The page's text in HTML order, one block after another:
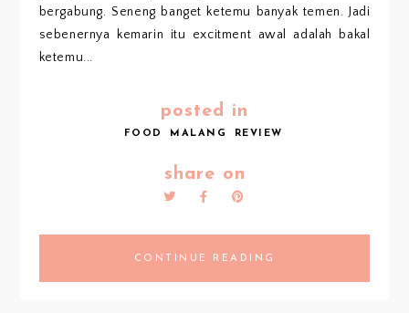
bergabung. Seneng banget ketemu banyak temen. Jadi
sebenernya kemarin itu excitment awal adalah bakal
ketemu...
posted in
FOOD MALANG REVIEW
share on
CONTINUE READING